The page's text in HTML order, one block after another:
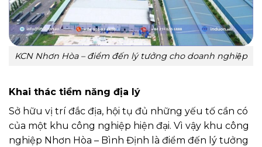
KCN Nhơn Hòa – điểm đến lý tưởng cho doanh nghiệp
Khai thác tiềm năng địa lý
Sở hữu vị trí đắc địa, hội tụ đủ những yếu tố cần có
của một khu công nghiệp hiện đại. Vì vậy khu công
nghiệp Nhơn Hòa – Bình Định là điểm đến lý tưởng